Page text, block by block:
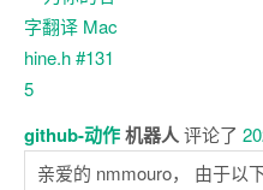
github-动作机器人评论了
亲爱的 nmmouro， 由于以